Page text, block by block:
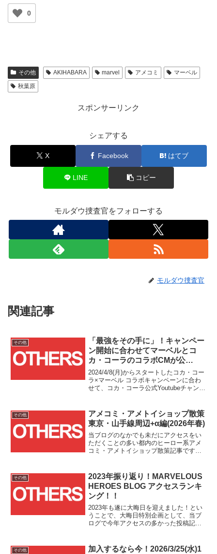
0
その他 AKIHABARA marvel アメコミ
マーベル
秋葉原
スポンサーリンク
シェアする
X Facebook はてブ
LINE コピー
モルダウ捜査官をフォローする
モルダウ捜査官
関連記事
その他
「最強をその手に」！キャンペー
ン開始に合わせてマーベルとコ
カ・コーラのコラボCMが公
開！！
2024/4/8(月)からスタートしたコカ・コー
ラ×マーベル コラボキャンペーンに合わ
せて、コカ・コーラ公式Youtubeチャンネ
ました！！
その他
アメコミ・アメトイショップ散策
東京・山手線周辺+α編(2026年春)
当ブログのなかでも未だにアクセスをい
ただくことの多い都内のヒーロー系アメ
コミ・アメトイショップ散策記事です
ップ様の状況にも様々な変化がありまし
た。ということで、...
その他
2023年振り返り！MARVELOUS
HEROES BLOG アクセスランキ
ング！！
2023年も遂に大晦日を迎えました！とい
うことで、大晦日特別企画として、当ブ
ログで今年アクセスの多かった投稿記事
います！
その他
加入するなら今！2026/3/25(水)1